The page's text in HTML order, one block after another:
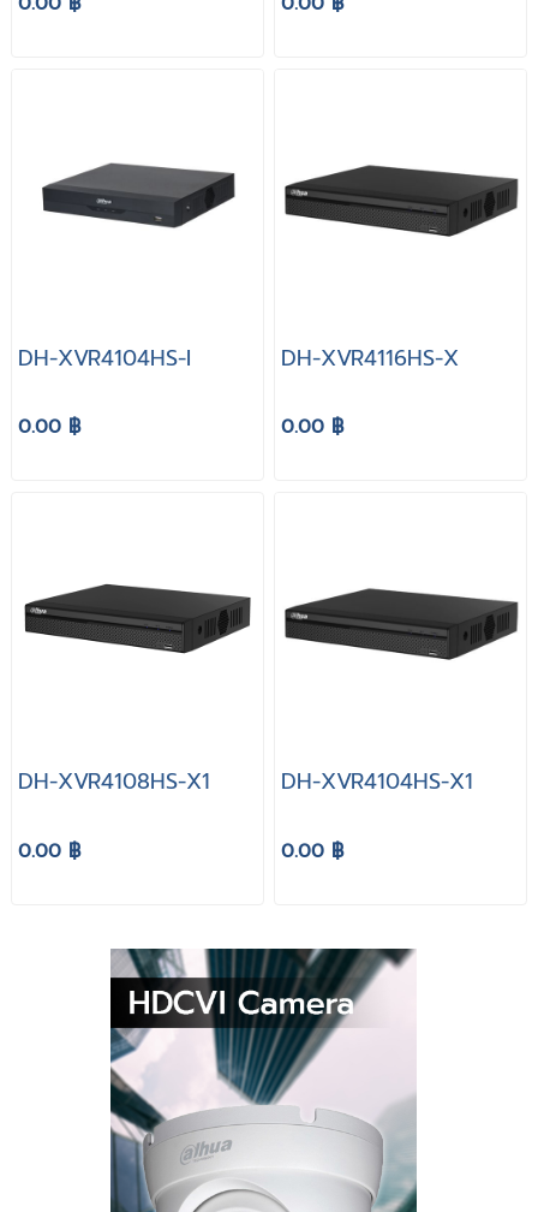
DH-XVR4104HS-I
0.00 ฿
DH-XVR4116HS-X
0.00 ฿
DH-XVR4108HS-X1
0.00 ฿
DH-XVR4104HS-X1
0.00 ฿